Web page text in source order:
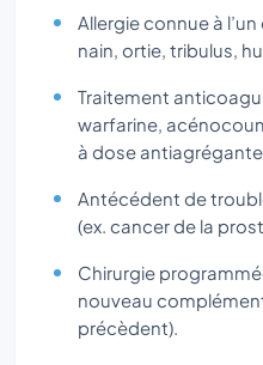
Allergie connue à
nain, ortie, tribulus,
Traitement
warfarine,
à dose
Antécédent de
(ex. cancer de la
Chirurgie
nouveau
précèdent).